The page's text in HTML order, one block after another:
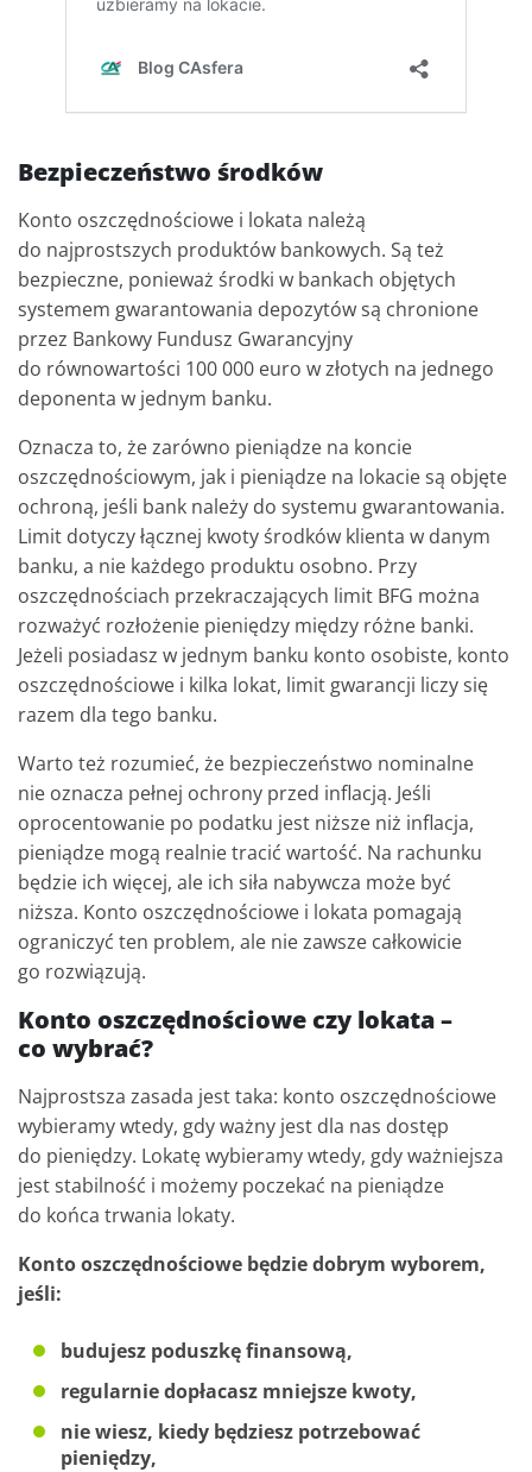
Bezpieczeństwo środków
Konto oszczędnościowe i lokata należą
do najprostszych produktów bankowych. Są też
bezpieczne, ponieważ środki w bankach objętych
systemem gwarantowania depozytów są chronione
przez Bankowy Fundusz Gwarancyjny
do równowartości 100 000 euro w złotych na jednego
deponenta w jednym banku.
Oznacza to, że zarówno pieniądze na koncie
oszczędnościowym, jak i pieniądze na lokacie są objęte
ochroną, jeśli bank należy do systemu gwarantowania.
Limit dotyczy łącznej kwoty środków klienta w danym
banku, a nie każdego produktu osobno. Przy
oszczędnościach przekraczających limit BFG można
rozważyć rozłożenie pieniędzy między różne banki.
Jeżeli posiadasz w jednym banku konto osobiste, konto
oszczędnościowe i kilka lokat, limit gwarancji liczy się
razem dla tego banku.
Warto też rozumieć, że bezpieczeństwo nominalne
nie oznacza pełnej ochrony przed inflacją. Jeśli
oprocentowanie po podatku jest niższe niż inflacja,
pieniądze mogą realnie tracić wartość. Na rachunku
będzie ich więcej, ale ich siła nabywcza może być
niższa. Konto oszczędnościowe i lokata pomagają
ograniczyć ten problem, ale nie zawsze całkowicie
go rozwiązują.
Konto oszczędnościowe czy lokata –
co wybrać?
Najprostsza zasada jest taka: konto oszczędnościowe
wybieramy wtedy, gdy ważny jest dla nas dostęp
do pieniędzy. Lokatę wybieramy wtedy, gdy ważniejsza
jest stabilność i możemy poczekać na pieniądze
do końca trwania lokaty.
Konto oszczędnościowe będzie dobrym wyborem,
jeśli:
budujesz poduszkę finansową,
regularnie dopłacasz mniejsze kwoty,
nie wiesz, kiedy będziesz potrzebować
pieniędzy,